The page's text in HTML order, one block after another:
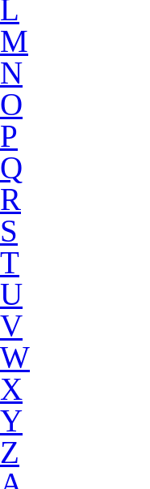
L
M
N
O
P
Q
R
S
T
U
V
W
X
Y
Z